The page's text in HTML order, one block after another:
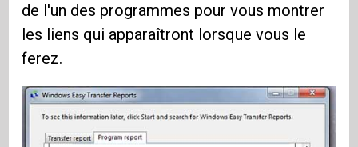
de l'un des programmes pour vous montrer
les liens qui apparaîtront lorsque vous le
ferez.